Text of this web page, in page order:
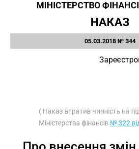
МІНІСТЕРСТВО
НАКАЗ
05.03.2018 № 344
( Наказ втратив чинність на
Міністерства фінансів № 322